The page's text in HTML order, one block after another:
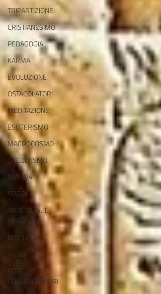
TRIPARTIZIONE
CRISTIANESIMO
PEDAGOGIA
KARMA
EVOLUZIONE
OSTACOLATORI
MEDITAZIONE
ESOTERISMO
MACROCOSMO
OCCULTISMO
NATURA
SOCIALE
ARTICOLI G. T.
SPAGNOLI
FESTIVITA'
ARTE
POST
COLLABORATORI